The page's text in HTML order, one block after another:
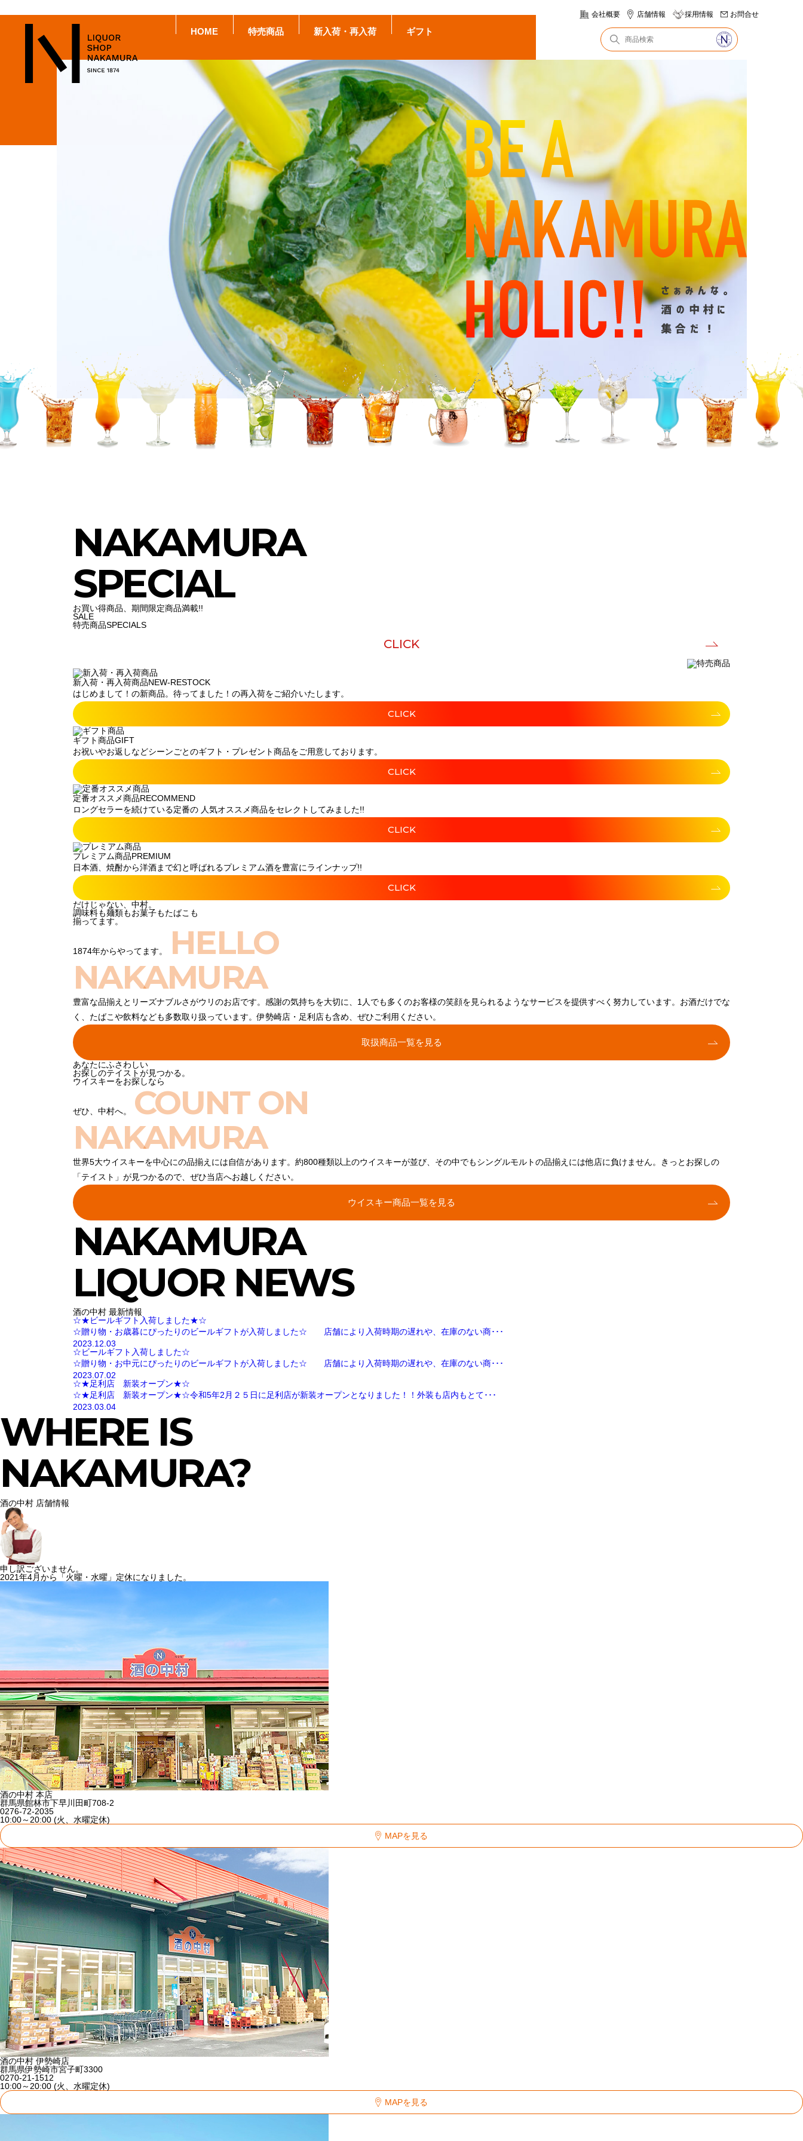
HOME 特売商品 新入荷・再入荷 ギフト
会社概要 店舗情報 採用情報 お問合せ
NAKAMURA
SPECIAL
お買い得商品、期間限定商品満載!!
SALE
特売商品SPECIALS
CLICK
新入荷・再入荷商品NEW-RESTOCK
はじめまして！の新商品。待ってました！の再入荷をご紹介いたします。
CLICK
ギフト商品GIFT
お祝いやお返しなどシーンごとのギフト・プレゼント商品をご用意しております。
CLICK
定番オススメ商品RECOMMEND
ロングセラーを続けている定番の 人気オススメ商品をセレクトしてみました!!
CLICK
プレミアム商品PREMIUM
日本酒、焼酎から洋酒まで幻と呼ばれるプレミアム酒を豊富にラインナップ!!
CLICK
だけじゃない、中村。
調味料も麺類もお菓子もたばこも
揃ってます。
1874年からやってます。
HELLO
NAKAMURA
豊富な品揃えとリーズナブルさがウリのお店です。感謝の気持ちを大切に、1人でも多くのお客様の笑顔を見られるようなサービスを提供すべく努力しています。お酒だけでな
く、たばこや飲料なども多数取り扱っています。伊勢崎店・足利店も含め、ぜひご利用ください。
取扱商品一覧を見る
あなたにふさわしい
お探しのテイストが見つかる。
ウイスキーをお探しなら
ぜひ、中村へ。
COUNT ON
NAKAMURA
世界5大ウイスキーを中心にの品揃えには自信があります。約800種類以上のウイスキーが並び、その中でもシングルモルトの品揃えには他店に負けません。きっとお探しの
「テイスト」が見つかるので、ぜひ当店へお越しください。
ウイスキー商品一覧を見る
NAKAMURA
LIQUOR NEWS
酒の中村 最新情報
☆★ビールギフト入荷しました★☆
☆贈り物・お歳暮にぴったりのビールギフトが入荷しました☆ 店舗により入荷時期の遅れや、在庫のない商･･･
2023.12.03
☆ビールギフト入荷しました☆
☆贈り物・お中元にぴったりのビールギフトが入荷しました☆ 店舗により入荷時期の遅れや、在庫のない商･･･
2023.07.02
☆★足利店 新装オープン★☆
☆★足利店 新装オープン★☆令和5年2月２５日に足利店が新装オープンとなりました！！外装も店内もとて･･･
2023.03.04
WHERE IS
NAKAMURA?
酒の中村 店舗情報
申し訳ございません。
2021年4月から「火曜・水曜」定休になりました。
酒の中村 本店
群馬県館林市下早川田町708-2
0276-72-2035
10:00～20:00 (火、水曜定休)
MAPを見る
酒の中村 伊勢崎店
群馬県伊勢崎市宮子町3300
0270-21-1512
10:00～20:00 (火、水曜定休)
MAPを見る